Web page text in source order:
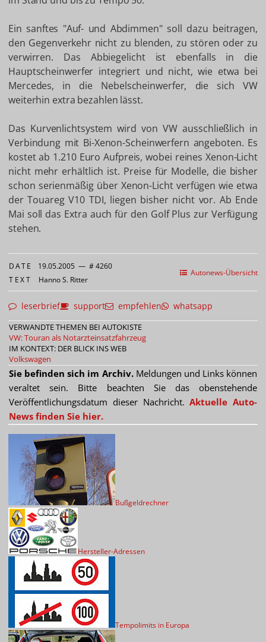
Ein sanftes "Auf- und Abdimmen" soll dazu beitragen,
den Gegenverkehr nicht zu blenden, zu stören oder zu
verwirren. Das Abbiegelicht ist ebenfalls in die
Hauptscheinwerfer integriert und nicht, wie etwa bei
Mercedes, in die Nebelscheinwerfer, die sich VW
weiterhin extra bezahlen lässt.
Das Kurvenlichtsystem wird von VW ausschließlich in
Verbindung mit Bi-Xenon-Scheinwerfern angeboten. Es
kostet ab 1.210 Euro Aufpreis, wobei reines Xenon-Licht
nicht mehr erhältlich ist. Preise für Modelle, die bisher
schon serienmäßig über Xenon-Licht verfügen wie etwa
der Touareg V10 TDI, liegen bisher nicht vor. Ab Ende
Mai soll das Extra auch für den Golf Plus zur Verfügung
stehen.
Autonews-Übersicht
DATE 19.05.2005 — # 4260
TEXT Hanno S. Ritter
leserbrief support empfehlen whatsapp
VERWANDTE THEMEN BEI AUTOKISTE
VW: Touran als Notarzteinsatzfahrzeug
IM KONTEXT: DER BLICK INS WEB
Volkswagen
Sie befinden sich im Archiv.Meldungen und Links können
veraltet sein. Bitte beachten Sie das obenstehende
Veröffentlichungsdatum dieser Nachricht.Aktuelle Auto-
News finden Sie hier.
Bußgeldrechner
Hersteller-Adressen
Tempolimits in Europa